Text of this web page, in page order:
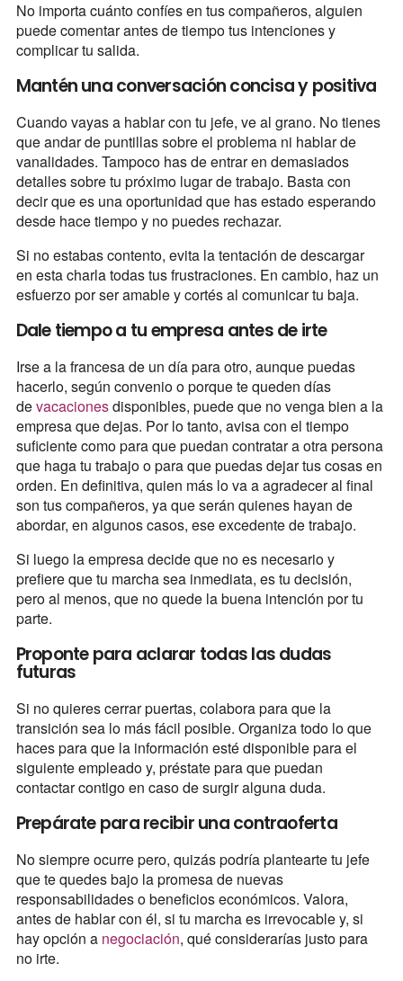
No importa cuánto confíes en tus compañeros, alguien
puede comentar antes de tiempo tus intenciones y
complicar tu salida.
Mantén una conversación concisa y positiva
Cuando vayas a hablar con tu jefe, ve al grano. No tienes
que andar de puntillas sobre el problema ni hablar de
vanalidades. Tampoco has de entrar en demasiados
detalles sobre tu próximo lugar de trabajo. Basta con
decir que es una oportunidad que has estado esperando
desde hace tiempo y no puedes rechazar.
Si no estabas contento, evita la tentación de descargar
en esta charla todas tus frustraciones. En cambio, haz un
esfuerzo por ser amable y cortés al comunicar tu baja.
Dale tiempo a tu empresa antes de irte
Irse a la francesa de un día para otro, aunque puedas
hacerlo, según convenio o porque te queden días
devacacionesdisponibles, puede que no venga bien a la
empresa que dejas. Por lo tanto, avisa con el tiempo
suficiente como para que puedan contratar a otra persona
que haga tu trabajo o para que puedas dejar tus cosas en
orden. En definitiva, quien más lo va a agradecer al final
son tus compañeros, ya que serán quienes hayan de
abordar, en algunos casos, ese excedente de trabajo.
Si luego la empresa decide que no es necesario y
prefiere que tu marcha sea inmediata, es tu decisión,
pero al menos, que no quede la buena intención por tu
parte.
Proponte para aclarar todas las dudas
futuras
Si no quieres cerrar puertas, colabora para que la
transición sea lo más fácil posible. Organiza todo lo que
haces para que la información esté disponible para el
siguiente empleado y, préstate para que puedan
contactar contigo en caso de surgir alguna duda.
Prepárate para recibir una contraoferta
No siempre ocurre pero, quizás podría plantearte tu jefe
que te quedes bajo la promesa de nuevas
responsabilidades o beneficios económicos. Valora,
antes de hablar con él, si tu marcha es irrevocable y, si
hay opción a negociación, qué considerarías justo para
no irte.